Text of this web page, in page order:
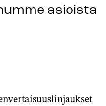
asioista